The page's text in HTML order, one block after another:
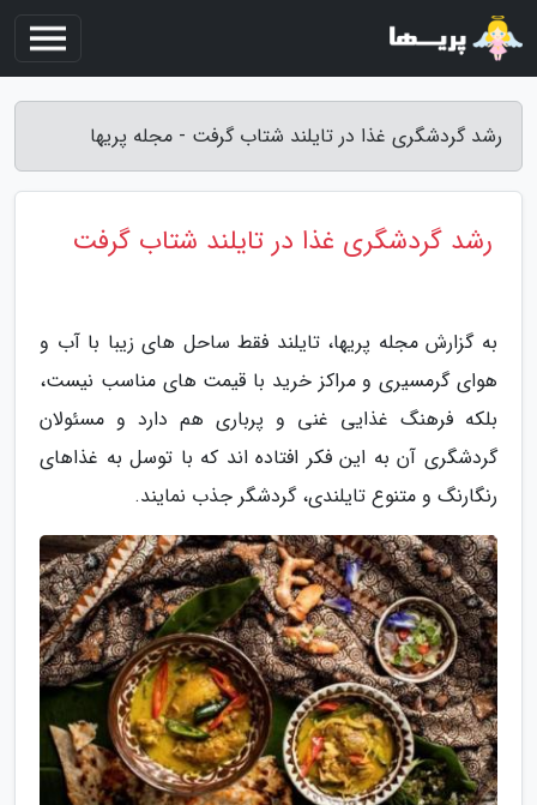
رشد گردشگری غذا در تایلند شتاب گرفت - مجله پریها
رشد گردشگری غذا در تایلند شتاب گرفت
به گزارش مجله پریها، تایلند فقط ساحل های زیبا با آب و
هوای گرمسیری و مراکز خرید با قیمت های مناسب نیست،
بلکه فرهنگ غذایی غنی و پرباری هم دارد و مسئولان
گردشگری آن به این فکر افتاده اند که با توسل به غذاهای
رنگارنگ و متنوع تایلندی، گردشگر جذب نمایند.